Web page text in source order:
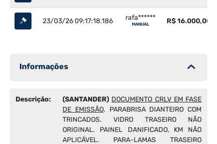
23/03/26 09:17:18.186 rafa******
MANUAL R$ 16.000,00
Informações
Descrição: (SANTANDER) DOCUMENTO CRLV EM FASE
DE EMISSÃO. PARABRISA DIANTEIRO COM
TRINCADOS. VIDRO TRASEIRO NÃO
ORIGINAL. PAINEL DANIFICADO, KM NÃO
APLICÁVEL. PARA-LAMAS TRASEIRO